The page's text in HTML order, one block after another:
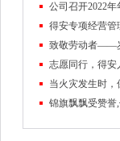
公司召开2022
得安专项经营管
致敬劳动者——
志愿同行，得安
当火灾发生时
锦旗飘飘受赞誉